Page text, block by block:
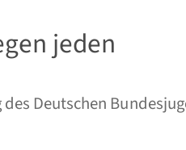
jeden
Deutschen